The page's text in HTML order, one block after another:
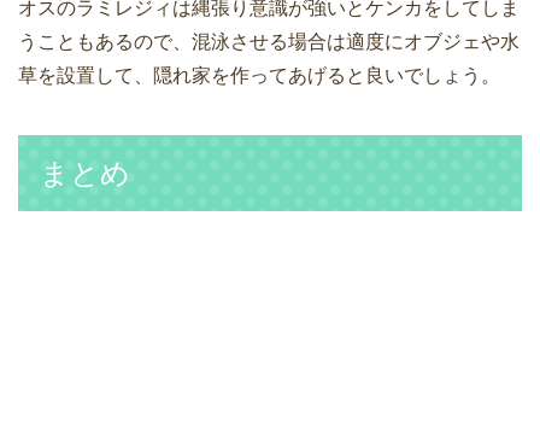
オスのラミレジィは縄張り意識が強いとケンカをしてしま
うこともあるので、混泳させる場合は適度にオブジェや水
草を設置して、隠れ家を作ってあげると良いでしょう。
まとめ